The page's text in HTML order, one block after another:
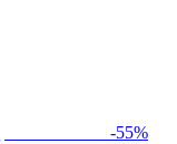
-55%